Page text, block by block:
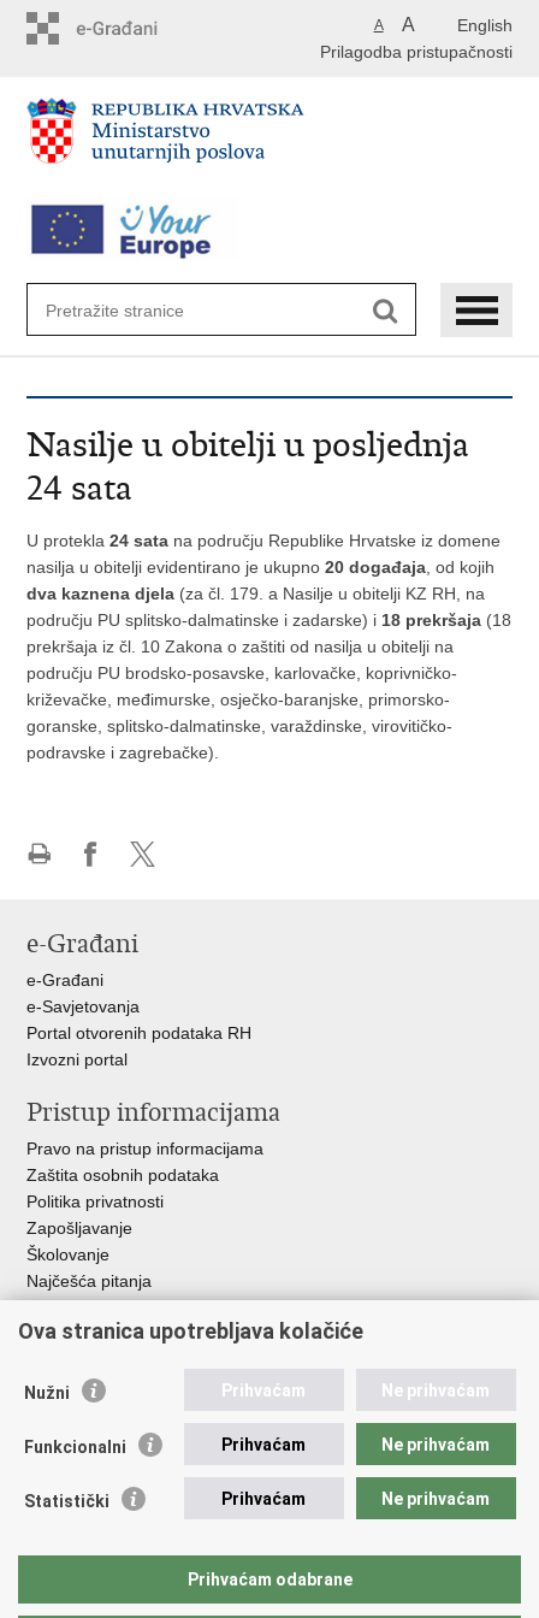
English
A A
Prilagodba pristupačnosti
Nasilje u obitelji u posljednja
24 sata
U protekla24 sata na području Republike Hrvatske iz domene
nasilja u obitelji evidentirano je ukupno20 događaja , od kojih
dva kaznena djela (za čl. 179. a Nasilje u obitelji KZ RH, na
području PU splitsko-dalmatinske i zadarske) i 18 prekršaja (18
prekršaja iz čl. 10 Zakona o zaštiti od nasilja u obitelji na
području PU brodsko-posavske, karlovačke, koprivničko-
križevačke, međimurske, osječko-baranjske, primorsko-
goranske, splitsko-dalmatinske, varaždinske, virovitičko-
podravske i zagrebačke).
Facebooku
X-
e-Građani
e-Građani
e-Savjetovanja
Portal otvorenih podataka RH
Izvozni portal
Pristup informacijama
Pravo na pristup informacijama
Zaštita osobnih podataka
Politika privatnosti
Zapošljavanje
Školovanje
Najčešća pitanja
Važne poveznice
EMN Nacionalna kontaktna točka za Republiku Hrvatsku
Policijska akademija
Zaklada policijske solidarnosti
Udruge
Ova stranica upotrebljava kolačiće
Nužni Prihvaćam Ne prihvaćam
Funkcionalni Prihvaćam Ne prihvaćam
Statistički Prihvaćam Ne prihvaćam
Prihvaćam odabrane